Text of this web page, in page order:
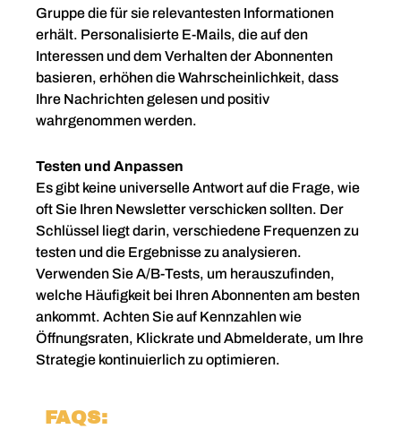
Gruppe die für sie relevantesten Informationen
erhält. Personalisierte E-Mails, die auf den
Interessen und dem Verhalten der Abonnenten
basieren, erhöhen die Wahrscheinlichkeit, dass
Ihre Nachrichten gelesen und positiv
wahrgenommen werden.
Testen und Anpassen
Es gibt keine universelle Antwort auf die Frage, wie
oft Sie Ihren Newsletter verschicken sollten. Der
Schlüssel liegt darin, verschiedene Frequenzen zu
testen und die Ergebnisse zu analysieren.
Verwenden Sie A/B-Tests, um herauszufinden,
welche Häufigkeit bei Ihren Abonnenten am besten
ankommt. Achten Sie auf Kennzahlen wie
Öffnungsraten, Klickrate und Abmelderate, um Ihre
Strategie kontinuierlich zu optimieren.
FAQS: